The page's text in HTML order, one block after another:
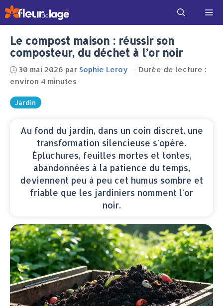
Aller
au
contenu
Jardin
Le compost maison : réussir son
composteur, du déchet à l’or noir
30 mai 2026 par Sophie Leroy · Durée de lecture :
environ 4 minutes
Au fond du jardin, dans un coin discret, une
transformation silencieuse s'opère.
Épluchures, feuilles mortes et tontes,
abandonnées à la patience du temps,
deviennent peu à peu cet humus sombre et
friable que les jardiniers nomment l'or
noir.